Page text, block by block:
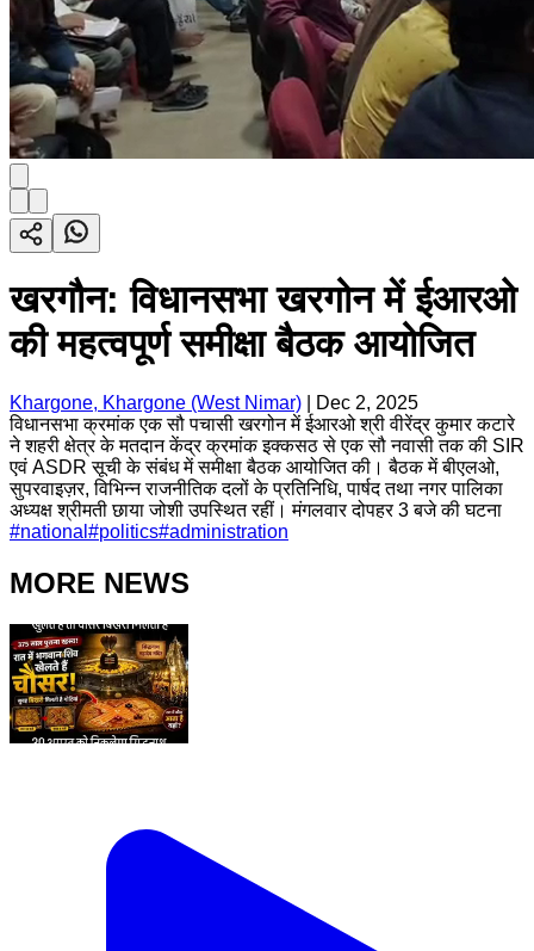
खरगौन: विधानसभा खरगोन में ईआरओ
की महत्वपूर्ण समीक्षा बैठक आयोजित
Khargone, Khargone (West Nimar)
Dec 2, 2025
विधानसभा क्रमांक एक सौ पचासी खरगोन में ईआरओ श्री वीरेंद्र कुमार कटारे
ने शहरी क्षेत्र के मतदान केंद्र क्रमांक इक्कसठ से एक सौ नवासी तक की SIR
एवं ASDR सूची के संबंध में समीक्षा बैठक आयोजित की। बैठक में बीएलओ,
सुपरवाइज़र, विभिन्न राजनीतिक दलों के प्रतिनिधि, पार्षद तथा नगर पालिका
अध्यक्ष श्रीमती छाया जोशी उपस्थित रहीं। मंगलवार दोपहर 3 बजे की घटना
#national #politics#administration
MORE NEWS